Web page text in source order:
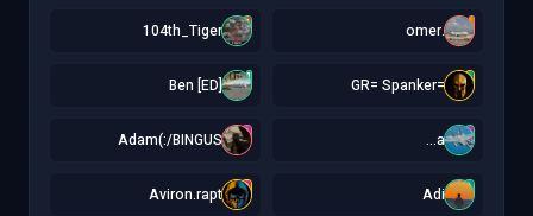
.
.omer
1
104th_Tiger
=
=GR= Spanker
[
[ED] Ben
a
a...
A
Adam(:/BINGUS
A
Adi
A
Aviron.rapt